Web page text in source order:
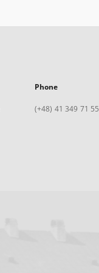
Phone
(+48) 41 349 71 55